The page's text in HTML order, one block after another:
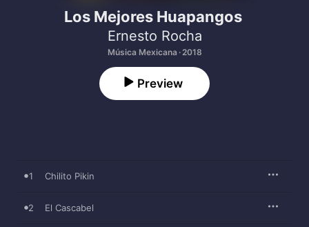
Los Mejores Huapangos
Ernesto Rocha
Música Mexicana · 2018
Preview
1 Chilito Pikin
2 El Cascabel